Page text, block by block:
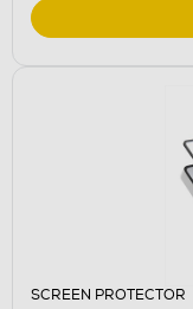
SCREEN PROTECTOR